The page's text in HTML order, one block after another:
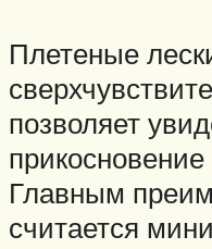
Плетеные
позволяет
Главным
считается